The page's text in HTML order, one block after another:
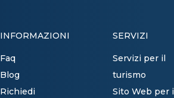
INFORMAZIONI
Faq
Blog
Richiedi
SERVIZI
Servizi per il
turismo
Sito Web per il